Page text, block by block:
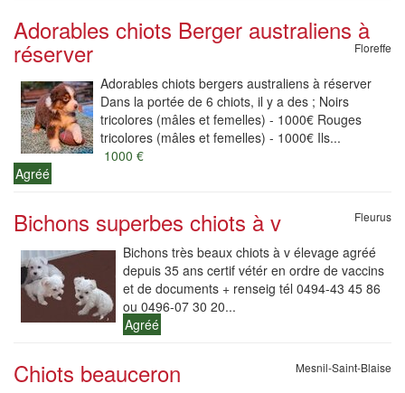
Adorables chiots Berger australiens à
réserver Floreffe
Adorables chiots bergers australiens à réserver
Dans la portée de 6 chiots, il y a des ; Noirs
tricolores (mâles et femelles) - 1000€ Rouges
tricolores (mâles et femelles) - 1000€ Ils...
1000 €
Agréé
Bichons superbes chiots à v Fleurus
Bichons très beaux chiots à v élevage agréé
depuis 35 ans certif vétér en ordre de vaccins
et de documents + renseig tél 0494-43 45 86
ou 0496-07 30 20...
Agréé
Chiots beauceron Mesnil-Saint-Blaise